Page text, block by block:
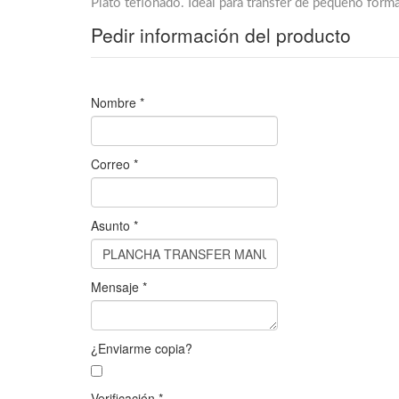
Plato teflonado. Ideal para transfer de pequeño
Pedir información del producto
Nombre *
Correo *
Asunto *
Mensaje *
¿Enviarme copia?